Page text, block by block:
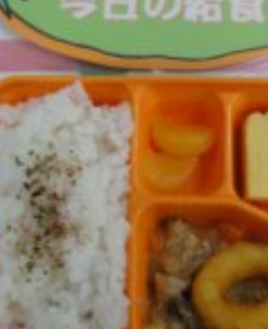
2025年10月(23)
2024年10月(31)
2023年10月(32)
2022年10月(28)
2021年10月(08)
2020年10月(13)
2019年10月(09)